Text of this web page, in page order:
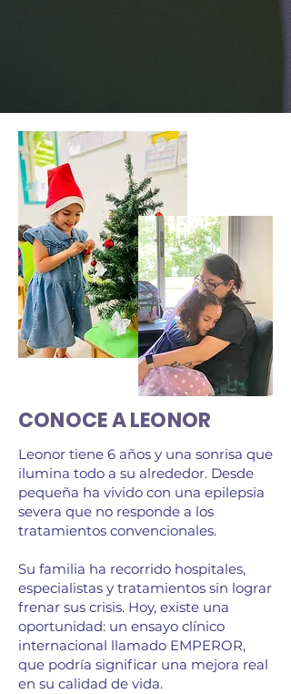
CONOCE A LEONOR
Leonor tiene 6 años y una sonrisa que
ilumina todo a su alrededor. Desde
pequeña ha vivido con una epilepsia
severa que no responde a los
tratamientos convencionales.
Su familia ha recorrido hospitales,
especialistas y tratamientos sin lograr
frenar sus crisis. Hoy, existe una
oportunidad: un ensayo clínico
internacional llamado EMPEROR,
que podría significar una mejora real
en su calidad de vida.